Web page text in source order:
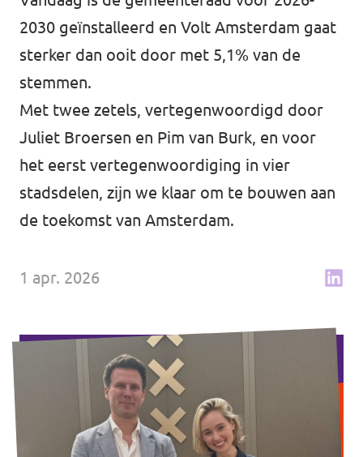
Volt Noord-Holland
↗️ Overzicht alle Nederlandse afdelingen
Nieuws
Agenda
Verkiezingsprogramma
Wat we doen
Merch store
Doe mee
2030 geïnstalleerd en Volt Amsterdam gaat
sterker dan ooit door met 5,1% van de
stemmen.
Met twee zetels, vertegenwoordigd door
Juliet Broersen en Pim van Burk, en voor
het eerst vertegenwoordiging in vier
stadsdelen, zijn we klaar om te bouwen aan
de toekomst van Amsterdam.
1 apr. 2026